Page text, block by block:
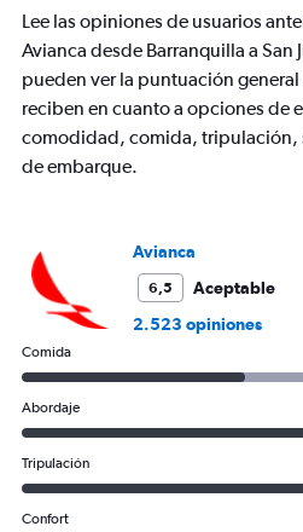
1
Y
axis
values.
Range:
0
Lee las opiniones de usuarios
Avianca desde Barranquilla a San
pueden ver la puntuación
reciben en cuanto a opciones de
comodidad, comida, tripulación,
de embarque.
Avianca
6,5
Aceptable
2.523 opiniones
Comida
Abordaje
Tripulación
Confort